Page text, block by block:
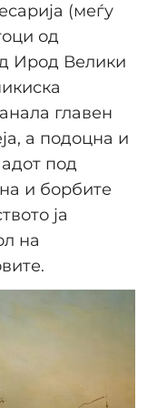
(меѓу
од
Ирод Велики
главен
а подоцна и
под
и борбите
ја
на